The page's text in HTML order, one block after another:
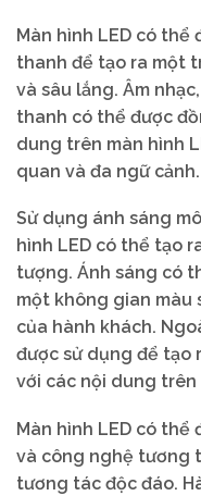
Màn hình LED có
thanh để tạo ra một
và sâu lắng. Âm
thanh có thể được
dung trên màn hình
quan và đa ngữ cảnh.
Sử dụng ánh sáng
hình LED có thể tạo
tượng. Ánh sáng có
một không gian màu
của hành khách.
được sử dụng để tạo
với các nội dung trên
Màn hình LED có thể
và công nghệ tương
tương tác độc đáo.